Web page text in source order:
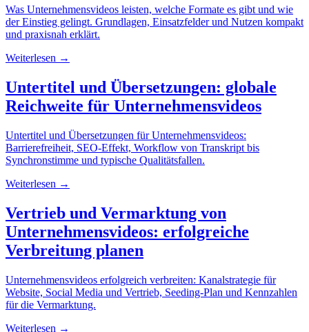
Was Unternehmensvideos leisten, welche Formate es gibt und wie
der Einstieg gelingt. Grundlagen, Einsatzfelder und Nutzen kompakt
und praxisnah erklärt.
Weiterlesen →
Untertitel und Übersetzungen: globale
Reichweite für Unternehmensvideos
Untertitel und Übersetzungen für Unternehmensvideos:
Barrierefreiheit, SEO-Effekt, Workflow von Transkript bis
Synchronstimme und typische Qualitätsfallen.
Weiterlesen →
Vertrieb und Vermarktung von
Unternehmensvideos: erfolgreiche
Verbreitung planen
Unternehmensvideos erfolgreich verbreiten: Kanalstrategie für
Website, Social Media und Vertrieb, Seeding-Plan und Kennzahlen
für die Vermarktung.
Weiterlesen →